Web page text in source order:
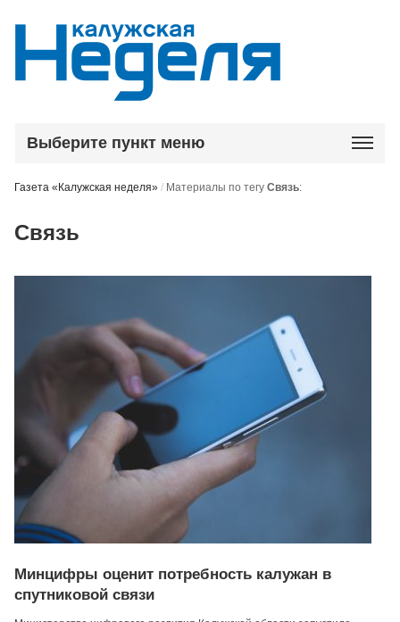
Выберите пункт меню
Газета «Калужская неделя» / Материалы по тегуСвязь:
Связь
Минцифры оценит потребность калужан в
спутниковой связи